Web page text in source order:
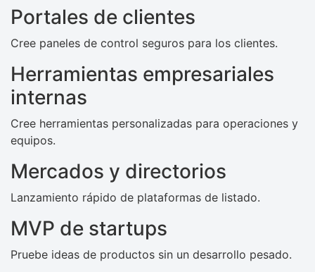
Portales de clientes
Cree paneles de control seguros para los clientes.
Herramientas empresariales
internas
Cree herramientas personalizadas para operaciones y
equipos.
Mercados y directorios
Lanzamiento rápido de plataformas de listado.
MVP de startups
Pruebe ideas de productos sin un desarrollo pesado.